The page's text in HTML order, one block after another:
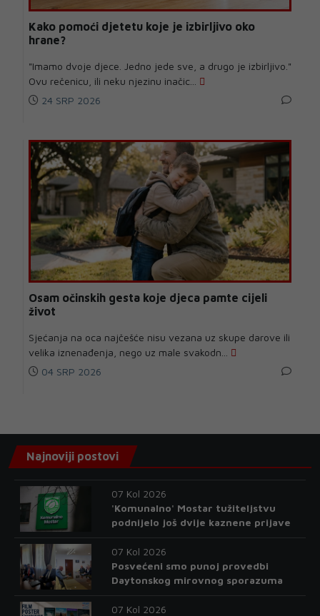
Kako pomoći djetetu koje je izbirljivo oko
hrane?
"Imamo dvoje djece. Jedno jede sve, a drugo je izbirljivo."
Ovu rečenicu, ili neku njezinu inačic...
24 SRP 2026
Osam očinskih gesta koje djeca pamte cijeli
život
Sjećanja na oca najčešće nisu vezana uz skupe darove ili
velika iznenađenja, nego uz male svakodn...
04 SRP 2026
Najnoviji postovi
07 Kol 2026
'Komunalno' Mostar tužiteljstvu
podnijelo još dvije kaznene prijave
07 Kol 2026
Posvećeni smo punoj provedbi
Daytonskog mirovnog sporazuma
07 Kol 2026